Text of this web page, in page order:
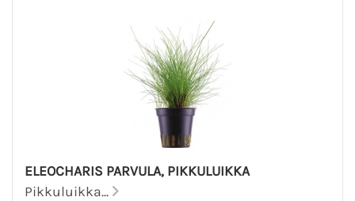
ELEOCHARIS PARVULA, PIKKULUIKKA
Pikkuluikka...